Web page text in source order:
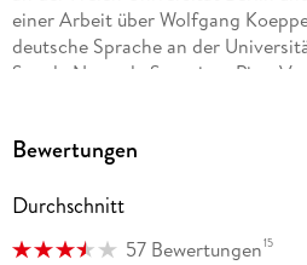
einer Arbeit über Wolfgang
deutsche Sprache an der
Scuola Normale Superiore Pisa.
war Hans-Ulrich Treichel Professor
28 Sprachen übersetzt.
Bewertungen
Durchschnitt
57 Bewertungen15